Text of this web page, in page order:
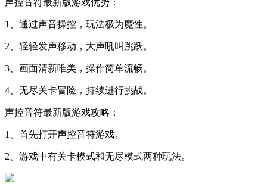
声控音符最新版游戏优势：
1、通过声音操控，玩法极为魔性。
2、轻轻发声移动，大声吼叫跳跃。
3、画面清新唯美，操作简单流畅。
4、无尽关卡冒险，持续进行挑战。
声控音符最新版游戏攻略：
1、首先打开声控音符游戏。
2、游戏中有关卡模式和无尽模式两种玩法。